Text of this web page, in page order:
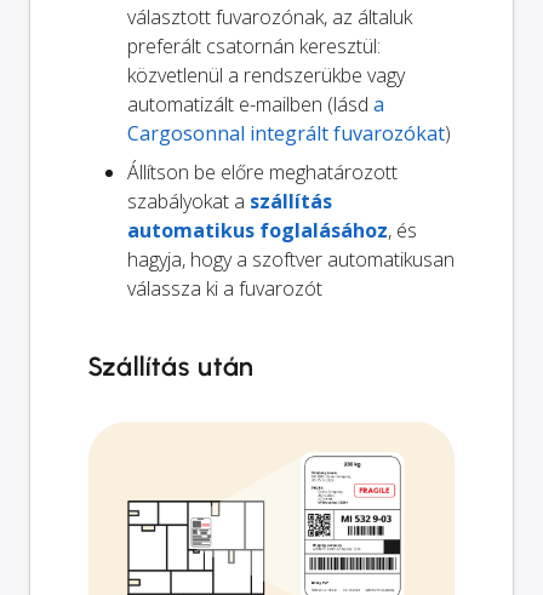
választott fuvarozónak, az általuk
preferált csatornán keresztül:
közvetlenül a rendszerükbe vagy
automatizált e-mailben (lásd a
Cargosonnal integrált fuvarozókat)
Állítson be előre meghatározott
szabályokat a szállítás
automatikus foglalásához, és
hagyja, hogy a szoftver automatikusan
válassza ki a fuvarozót
Szállítás után